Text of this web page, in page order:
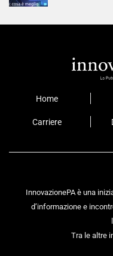
Home
Carriere
InnovazionePA è una
d’informazione e
Tra le altre